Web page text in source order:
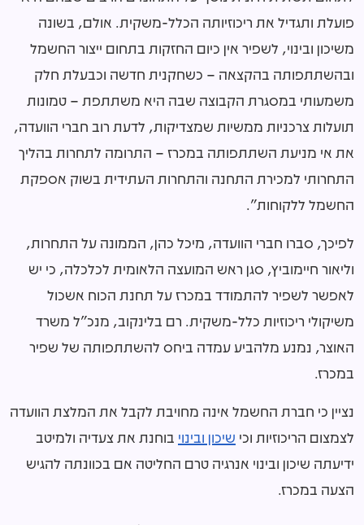
פועלת ותגדיל את ריכוזיותה הכלל-משקית. אולם, בשונה
משיכון ובינוי, לשפיר אין כיום החזקות בתחום ייצור החשמל
ובהשתתפותה בהקצאה – כשחקנית חדשה וכבעלת חלק
משמעותי במסגרת הקבוצה שבה היא משתתפת – טמונות
תועלות צרכניות ממשיות שמצדיקות, לדעת רוב חברי הוועדה,
את אי מניעת השתתפותה במכרז – התרומה לתחרות בהליך
התחרותי למכירת התחנה והתחרות העתידית בשוק אספקת
החשמל ללקוחות".
לפיכך, סברו חברי הוועדה, מיכל כהן, הממונה על התחרות,
וליאור חיימוביץ, סגן ראש המועצה הלאומית לכלכלה, כי יש
לאפשר לשפיר להתמודד במכרז על תחנת הכוח אשכול
משיקולי ריכוזיות כלל-משקית. רם בלינקוב, מנכ"ל משרד
האוצר, נמנע מלהביע עמדה ביחס להשתתפותה של שפיר
במכרז.
נציין כי חברת החשמל אינה מחויבת לקבל את המלצת הוועדה
לצמצום הריכוזיות וכי שיכון ובינוי בוחנת את צעדיה ולמיטב
ידיעתה שיכון ובינוי אנרגיה טרם החליטה אם בכוונתה להגיש
הצעה במכרז.